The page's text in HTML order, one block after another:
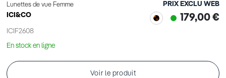
Lunettes de vue Femme
ICI&CO
ICIF2608
PRIX EXCLU WEB
179,00 €
En stock en ligne
Voir le produit